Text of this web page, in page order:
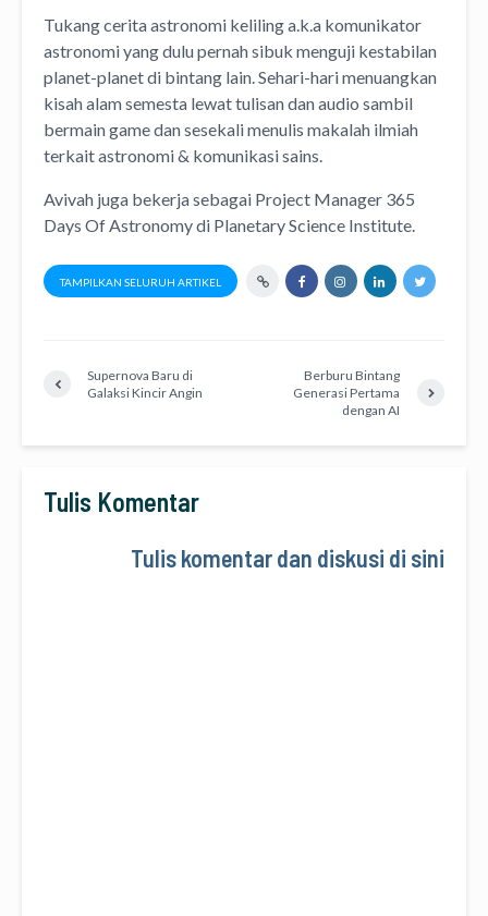
Tukang cerita astronomi kelilinga.k.a komunikator
astronomiyang dulu pernah sibuk menguji kestabilan
planet-planet di bintang lain. Sehari-hari menuangkan
kisah alam semesta lewattulisandanaudio sambil
bermain game dan sesekali menulis makalah ilmiah
terkait astronomi & komunikasi sains.
Avivah juga bekerja sebagai Project Manager 365
Days Of Astronomydi Planetary Science Institute
TAMPILKAN SELURUH ARTIKEL
Supernova Baru di
Galaksi Kincir Angin
Berburu Bintang
Generasi Pertama
dengan AI
Tulis Komentar
Tulis komentar dan diskusi di sini